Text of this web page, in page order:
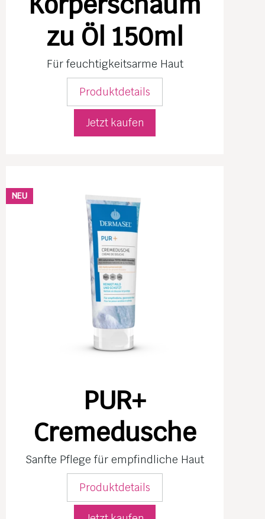
zu Öl 150ml
Für feuchtig­keits­arme Haut
Produktdetails
Jetzt kaufen
NEU
PUR+
Cremedusche
Sanfte Pflege für empfind­liche Haut
Produktdetails